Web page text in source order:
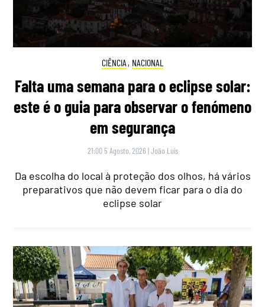
CIÊNCIA , NACIONAL
Falta uma semana para o eclipse solar:
este é o guia para observar o fenómeno
em segurança
21:00 5 Agosto, 2026 |João Luís
Da escolha do local à proteção dos olhos, há vários
preparativos que não devem ficar para o dia do
eclipse solar